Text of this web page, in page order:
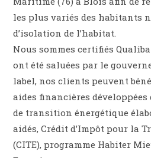
les plus variés des habitants
d’isolation de l’habitat.
Nous sommes certifiés
ont été saluées par le
label, nos clients peuvent
aides financières
de transition énergétique
aidés, Crédit d’Impôt pour la
(CITE), programme Habiter